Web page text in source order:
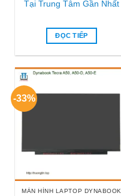
Tại Trung Tâm Gần Nhất
ĐỌC TIẾP
-33%
MÀN HÌNH LAPTOP DYNABOOK